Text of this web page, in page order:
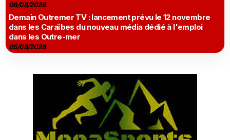
06/08/2026
Demain Outremer TV : lancement prévu le 12 novembre
dans les Caraïbes du nouveau média dédié à l'emploi
dans les Outre-mer
05/08/2026